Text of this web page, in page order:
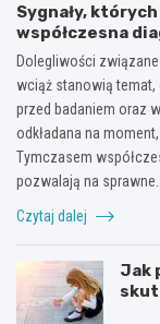
Sygnały,
współczesna
proktologii?
Dolegliwości
wciąż stanowią
przed badaniem oraz
odkładana na
Tymczasem
pozwalają na sprawne…
Czytaj dalej
Jak